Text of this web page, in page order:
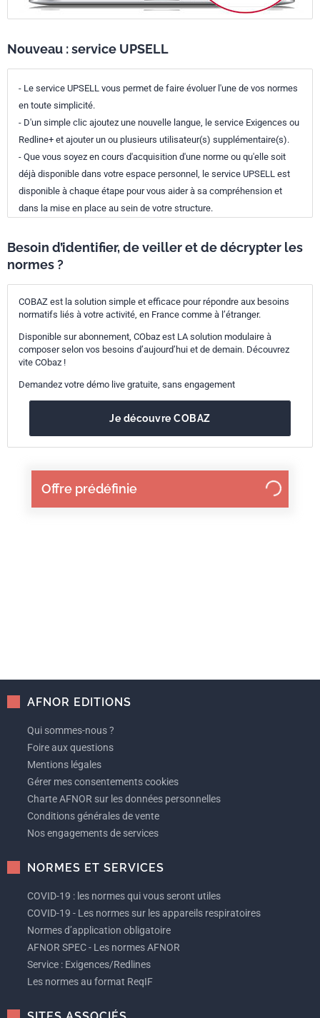
Offre prédéfinie
Nouveau : service UPSELL
- Le service UPSELL vous permet de faire évoluer l'une de vos normes
en toute simplicité.
- D'un simple clic ajoutez une nouvelle langue, le service Exigences ou
Redline+ et ajouter un ou plusieurs utilisateur(s) supplémentaire(s).
- Que vous soyez en cours d'acquisition d'une norme ou qu'elle soit
déjà disponible dans votre espace personnel, le service UPSELL est
disponible à chaque étape pour vous aider à sa compréhension et
dans la mise en place au sein de votre structure.
Besoin d’identifier, de veiller et de décrypter les
normes ?
COBAZ est la solution simple et efficace pour répondre aux besoins
normatifs liés à votre activité, en France comme à l’étranger.
Disponible sur abonnement, CObaz est LA solution modulaire à
composer selon vos besoins d’aujourd’hui et de demain. Découvrez
vite CObaz !
Demandez votre démo live gratuite, sans engagement
Je découvre COBAZ
AFNOR EDITIONS
Qui sommes-nous ?
Foire aux questions
Mentions légales
Gérer mes consentements cookies
Charte AFNOR sur les données personnelles
Conditions générales de vente
Nos engagements de services
NORMES ET SERVICES
COVID-19 : les normes qui vous seront utiles
COVID-19 - Les normes sur les appareils respiratoires
Normes d’application obligatoire
AFNOR SPEC - Les normes AFNOR
Service : Exigences/Redlines
Les normes au format ReqIF